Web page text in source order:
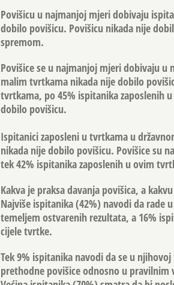
Povišicu u najmanjoj mjeri dobivaju
dobilo povišicu. Povišicu nikada nije
spremom.
Povišice se u najmanjoj mjeri dobivaju u
malim tvrtkama nikada nije dobilo
tvrtkama, po 45% ispitanika zaposlenih
dobilo povišicu.
Ispitanici zaposleni u tvrtkama u
nikada nije dobilo povišicu. Povišice su
tek 42% ispitanika zaposlenih u ovim
Kakva je praksa davanja povišica, a
Najviše ispitanika (42%) navodi da rade
temeljem ostvarenih rezultata, a 16%
cijele tvrtke.
Tek 9% ispitanika navodi da se u
prethodne povišice odnosno u pravilnim